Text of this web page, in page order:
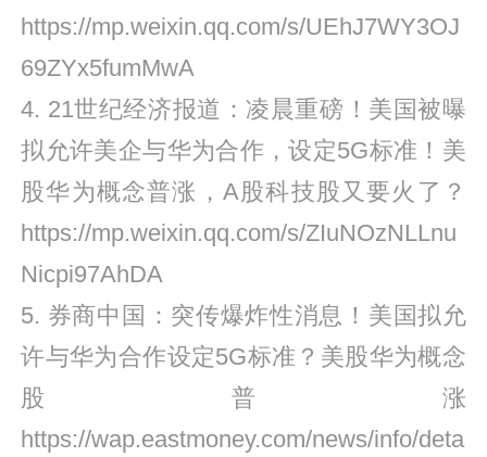
https://mp.weixin.qq.com/s/UEhJ7WY3OJ
69ZYx5fumMwA
4. 21世纪经济报道：凌晨重磅！美国被曝
拟允许美企与华为合作，设定5G标准！美
股华为概念普涨，A股科技股又要火了？
https://mp.weixin.qq.com/s/ZIuNOzNLLnu
Nicpi97AhDA
5. 券商中国：突传爆炸性消息！美国拟允
许与华为合作设定5G标准？美股华为概念
股普涨
https://wap.eastmoney.com/news/info/deta